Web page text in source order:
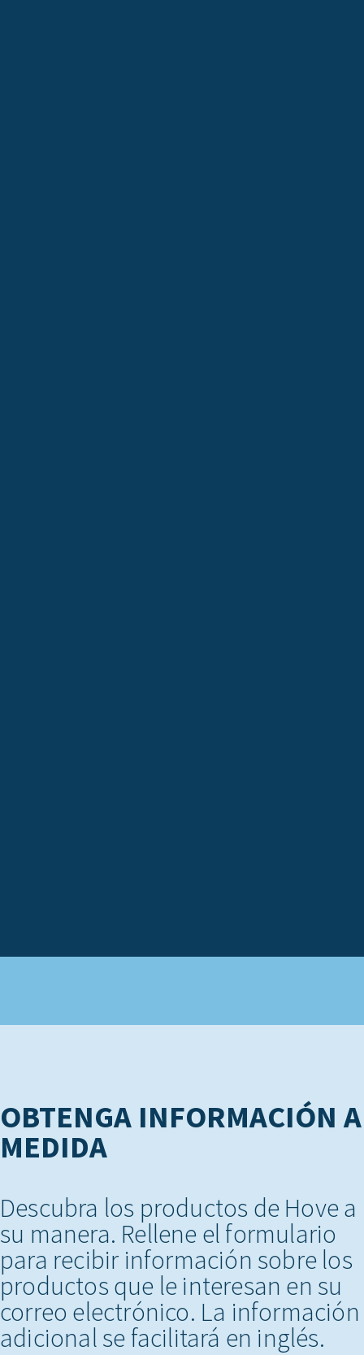
OBTENGA INFORMACIÓN A
MEDIDA
Descubra los productos de Hove a
su manera. Rellene el formulario
para recibir información sobre los
productos que le interesan en su
correo electrónico. La información
adicional se facilitará en inglés.